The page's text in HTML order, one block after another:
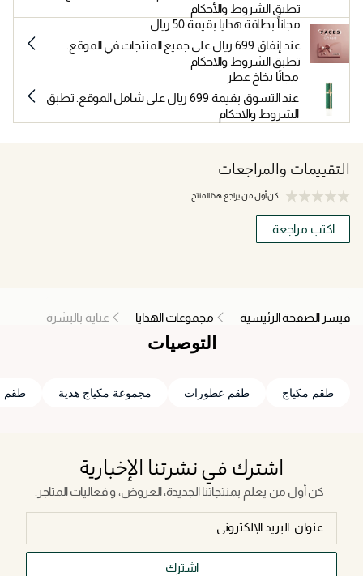
تطبق الشروط والأحكام
مجاناً بطاقة هدايا بقيمة 50 ريال
عند إنفاق 699 ريال على جميع المنتجات في الموقع.
تطبق الشروط والاحكام
مجانًا بخاخ عطر
عند التسوق بقيمة 699 ريال على شامل الموقع. تطبق
الشروط والاحكام
التقييمات والمراجعات
كن أول من يراجع هذا المنتج
اكتب مراجعة
فيسز الصفحة الرئيسية مجموعات الهدايا عناية بالبشرة
التوصيات
طقم مكياج طقم عطورات مجموعة مكياج هدية طقم
اشترك في نشرتنا الإخبارية
كن أول من يعلم بمنتجاتنا الجديدة، العروض، و فعاليات المتاجر.
اشترك